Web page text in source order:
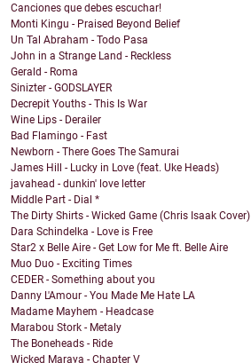
Canciones que debes escuchar!
Monti Kingu - Praised Beyond Belief
Un Tal Abraham - Todo Pasa
John in a Strange Land - Reckless
Gerald - Roma
Sinizter - GODSLAYER
Decrepit Youths - This Is War
Wine Lips - Derailer
Bad Flamingo - Fast
Newborn - There Goes The Samurai
James Hill - Lucky in Love (feat. Uke Heads)
javahead - dunkin' love letter
Middle Part - Dial *
The Dirty Shirts - Wicked Game (Chris Isaak Cover)
Dara Schindelka - Love is Free
Star2 x Belle Aire - Get Low for Me ft. Belle Aire
Muo Duo - Exciting Times
CEDER - Something about you
Danny L'Amour - You Made Me Hate LA
Madame Mayhem - Headcase
Marabou Stork - Metaly
The Boneheads - Ride
Wicked Maraya - Chapter V